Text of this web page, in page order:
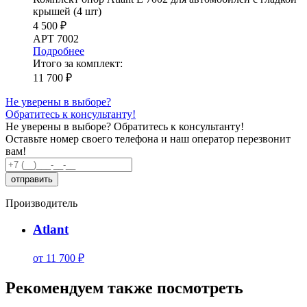
крышей (4 шт)
4 500 ₽
АРТ 7002
Подробнее
Итого за комплект:
11 700 ₽
Не уверены в выборе?
Обратитесь к консультанту!
Не уверены в выборе? Обратитесь к консультанту!
Оставьте номер своего телефона и наш оператор перезвонит
вам!
Производитель
Atlant
от 11 700 ₽
Рекомендуем также посмотреть